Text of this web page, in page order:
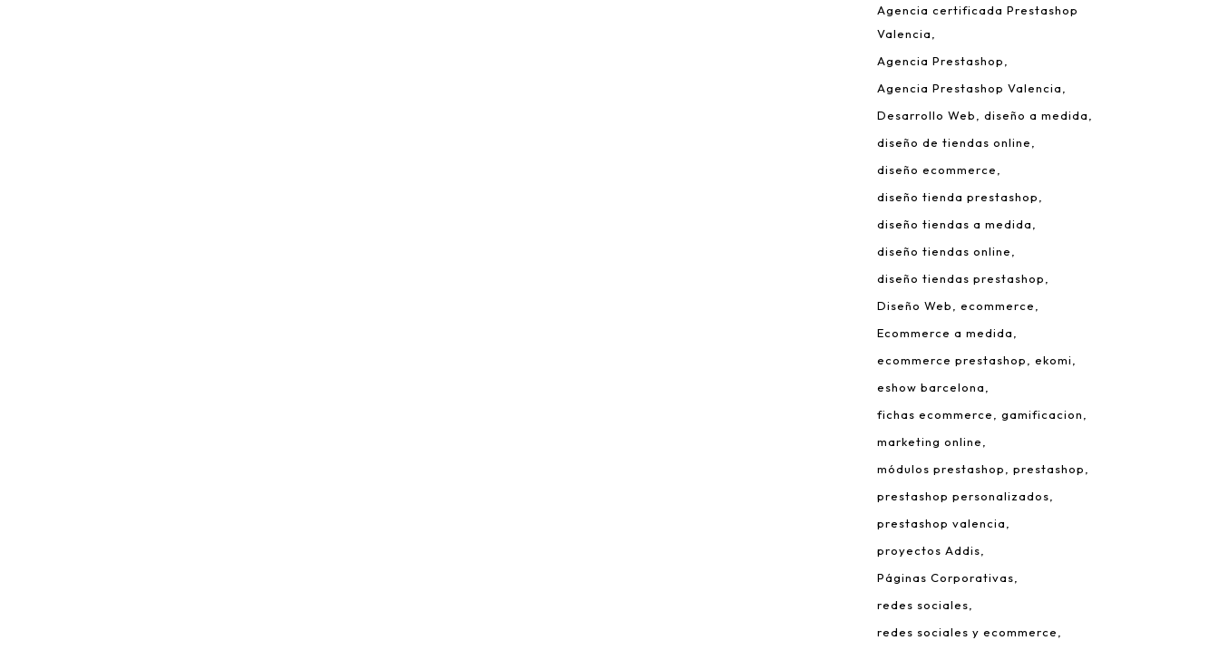
Agencia certificada Prestashop
Valencia
Agencia Prestashop
Agencia Prestashop Valencia
Desarrollo Web
diseño a medida
diseño de tiendas online
diseño ecommerce
diseño tienda prestashop
diseño tiendas a medida
diseño tiendas online
diseño tiendas prestashop
Diseño Web
ecommerce
Ecommerce a medida
ecommerce prestashop
ekomi
eshow barcelona
fichas ecommerce
gamificacion
marketing online
módulos prestashop
prestashop
prestashop personalizados
prestashop valencia
proyectos Addis
Páginas Corporativas
redes sociales
redes sociales y ecommerce
C/ Leonardo da Vinci, 22.
Parque Tecnológico de Valencia.
46980 Paterna – Valencia
info@addis.es
(+34) 96 134 46 64